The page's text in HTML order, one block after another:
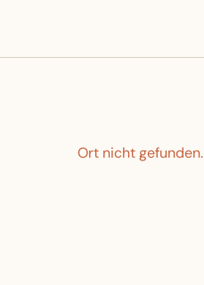
Ort nicht gefunden.